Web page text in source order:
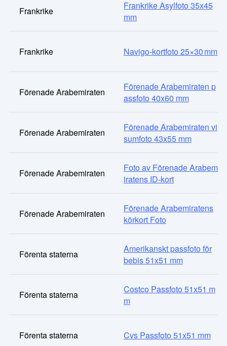
Frankrike
Frankrike Asylfoto 35x45
mm
Frankrike Navigo‑kortfoto 25×30 mm
Förenade Arabemiraten
Förenade Arabemiraten p
assfoto 40x60 mm
Förenade Arabemiraten
Förenade Arabemiraten vi
sumfoto 43x55 mm
Förenade Arabemiraten
Foto av Förenade Arabem
iratens ID-kort
Förenade Arabemiraten
Förenade Arabemiratens
körkort Foto
Förenta staterna
Amerikanskt passfoto för
bebis 51x51 mm
Förenta staterna
Costco Passfoto 51x51 m
m
Förenta staterna Cvs Passfoto 51x51 mm